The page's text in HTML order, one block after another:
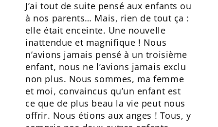
J’ai tout de suite pensé aux enfants ou
à nos parents… Mais, rien de tout ça :
elle était enceinte. Une nouvelle
inattendue et magnifique ! Nous
n’avions jamais pensé à un troisième
enfant, nous ne l’avions jamais exclu
non plus. Nous sommes, ma femme
et moi, convaincus qu’un enfant est
ce que de plus beau la vie peut nous
offrir. Nous étions aux anges ! Tous, y